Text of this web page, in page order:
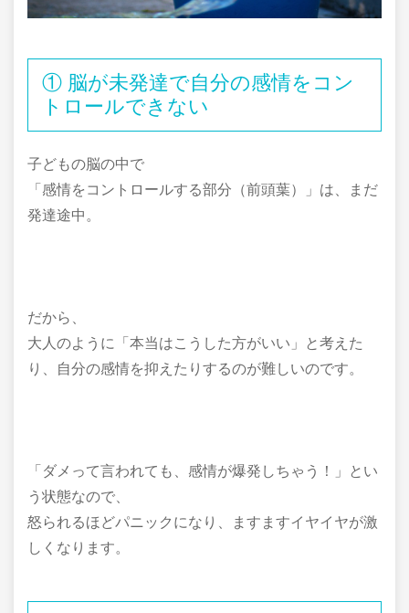
① 脳が未発達で自分の感情をコン
トロールできない
子どもの脳の中で
「感情をコントロールする部分（前頭葉）」は、まだ
発達途中。
だから、
大人のように「本当はこうした方がいい」と考えた
り、自分の感情を抑えたりするのが難しいのです。
「ダメって言われても、感情が爆発しちゃう！」とい
う状態なので、
怒られるほどパニックになり、ますますイヤイヤが激
しくなります。